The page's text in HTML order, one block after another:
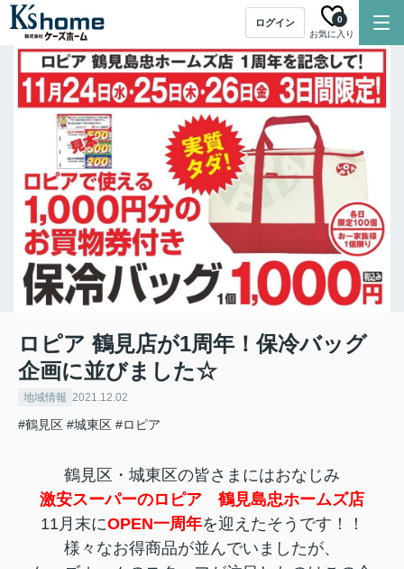
ログイン
お気に入り
0
ロピア 鶴見店が1周年！保冷バッグ
企画に並びました☆
地域情報 2021.12.02
#鶴見区 #城東区 #ロピア
鶴見区・城東区の皆さまにはおなじみ
激安スーパーのロピア 鶴見島忠ホームズ店
11月末にOPEN一周年を迎えたそうです！！
様々なお得商品が並んでいましたが、